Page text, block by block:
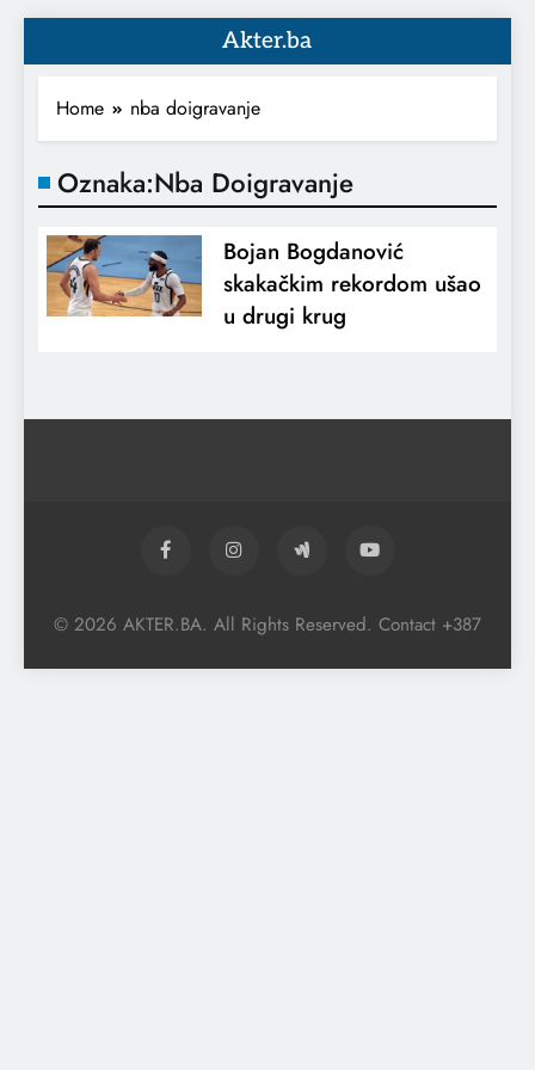
Akter.ba
Home nba doigravanje
Oznaka:Nba Doigravanje
Bojan Bogdanović
skakačkim rekordom ušao
u drugi krug
© 2026 AKTER.BA. All Rights Reserved. Contact +387